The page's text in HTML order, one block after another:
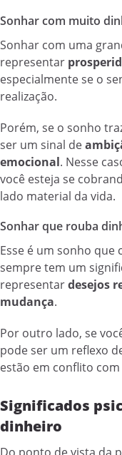
Sonhar com muito
Sonhar com uma
representar
especialmente se o
realização.
Porém, se o sonho
ser um sinal de
emocional. Nesse
você esteja se
lado material da vida.
Sonhar que rouba
Esse é um sonho que
sempre tem um
representardesejos
mudança.
Por outro lado, se
pode ser um reflexo
estão em conflito com
Significados
dinheiro